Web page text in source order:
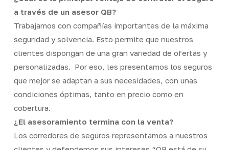
a través de un asesor QB?
Trabajamos con compañías importantes de la máxima
seguridad y solvencia. Esto permite que nuestros
clientes dispongan de una gran variedad de ofertas y
personalizadas. Por eso, les presentamos los seguros
que mejor se adaptan a sus necesidades, con unas
condiciones óptimas, tanto en precio como en
cobertura.
¿El asesoramiento termina con la venta?
Los corredores de seguros representamos a nuestros